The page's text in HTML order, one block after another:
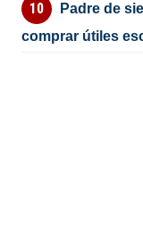
Padre de
comprar útiles